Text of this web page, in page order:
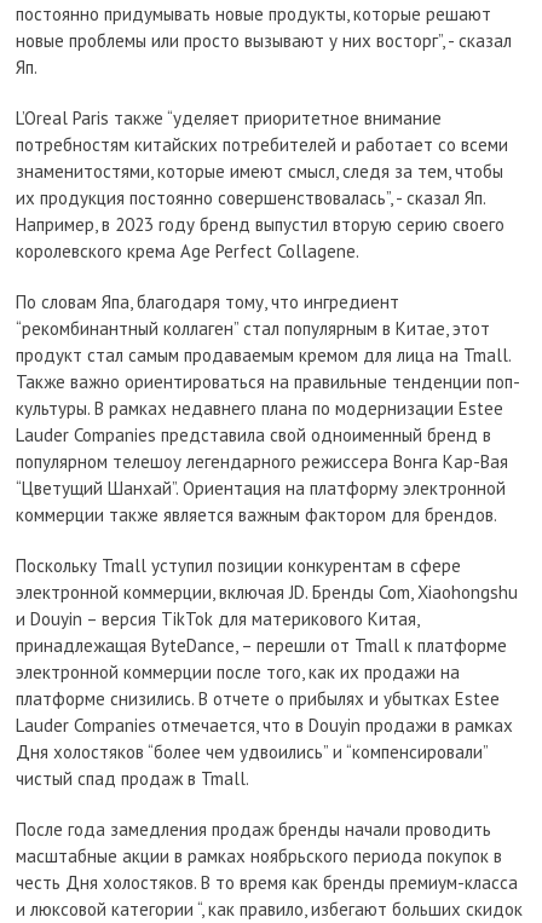
постоянно придумывать новые продукты, которые решают
новые проблемы или просто вызывают у них восторг”, - сказал
Яп.
L’Oreal Paris также “уделяет приоритетное внимание
потребностям китайских потребителей и работает со всеми
знаменитостями, которые имеют смысл, следя за тем, чтобы
их продукция постоянно совершенствовалась”, - сказал Яп.
Например, в 2023 году бренд выпустил вторую серию своего
королевского крема Age Perfect Collagene.
По словам Япа, благодаря тому, что ингредиент
“рекомбинантный коллаген” стал популярным в Китае, этот
продукт стал самым продаваемым кремом для лица на Tmall.
Также важно ориентироваться на правильные тенденции поп-
культуры. В рамках недавнего плана по модернизации Estee
Lauder Companies представила свой одноименный бренд в
популярном телешоу легендарного режиссера Вонга Кар-Вая
“Цветущий Шанхай”. Ориентация на платформу электронной
коммерции также является важным фактором для брендов.
Поскольку Tmall уступил позиции конкурентам в сфере
электронной коммерции, включая JD. Бренды Com, Xiaohongshu
и Douyin – версия TikTok для материкового Китая,
принадлежащая ByteDance, – перешли от Tmall к платформе
электронной коммерции после того, как их продажи на
платформе снизились. В отчете о прибылях и убытках Estee
Lauder Companies отмечается, что в Douyin продажи в рамках
Дня холостяков “более чем удвоились” и “компенсировали”
чистый спад продаж в Tmall.
После года замедления продаж бренды начали проводить
масштабные акции в рамках ноябрьского периода покупок в
честь Дня холостяков. В то время как бренды премиум-класса
и люксовой категории “, как правило, избегают больших скидок